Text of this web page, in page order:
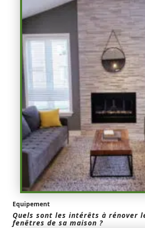
Equipement
Quels sont les intérêts à rénover
fenêtres de sa maison ?